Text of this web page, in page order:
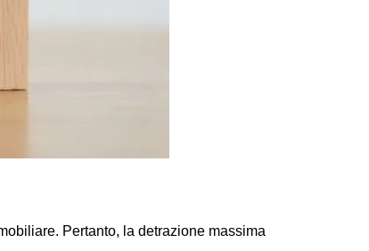
Pertanto, la detrazione massima